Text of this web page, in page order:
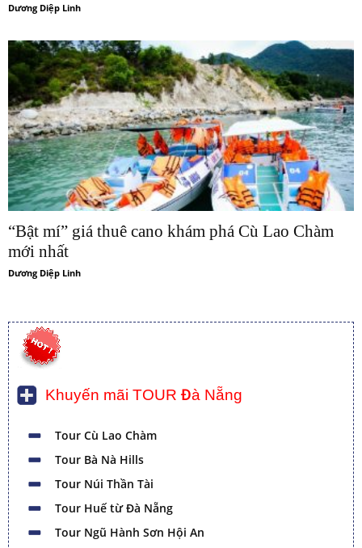
Dương Diệp Linh
“Bật mí” giá thuê cano khám phá Cù Lao Chàm
mới nhất
Dương Diệp Linh
Khuyến mãi TOUR Đà Nẵng
Tour Cù Lao Chàm
Tour Bà Nà Hills
Tour Núi Thần Tài
Tour Huế từ Đà Nẵng
Tour Ngũ Hành Sơn Hội An